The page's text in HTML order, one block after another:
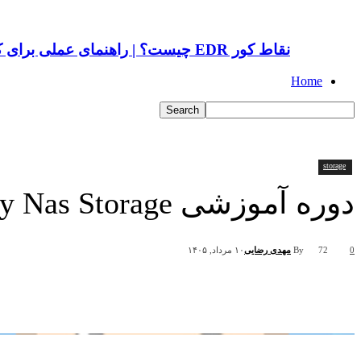
نقاط کور EDR چیست؟ | راهنمای عملی برای کارشناسان شبکه و…
Home
storage
دوره آموزشی Synology Nas Storage : قسمت ششم – وب سرویس
By مهدی رضایی۱۰ مرداد, ۱۴۰۵ 0
72